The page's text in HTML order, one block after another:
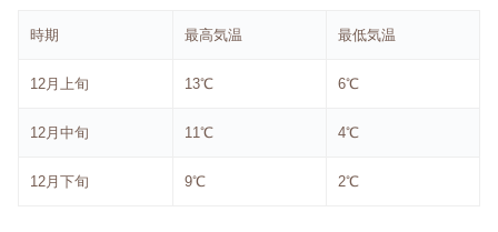
時期 最高気温 最低気温
12月上旬 13℃ 6℃
12月中旬 11℃ 4℃
12月下旬 9℃ 2℃